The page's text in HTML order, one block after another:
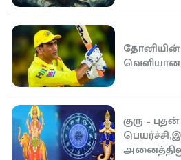
தோனியின்
வெளியான
குரு –